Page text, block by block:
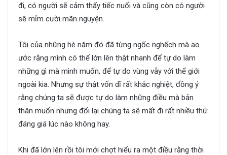
đi, có người sẽ cảm thấy tiếc nuối và cũng còn có người
sẽ mỉm cười mãn nguyện.
Tôi của những hè năm đó đã từng ngốc nghếch mà ao
ước rằng mình có thể lớn lên thật nhanh để tự do làm
những gì mà mình muốn, để tự do vùng vẫy với thế giới
ngoài kia. Nhưng sự thật vốn dĩ rất khắc nghiệt, đồng ý
rằng chúng ta sẽ được tự do làm những điều mà bản
thân muốn nhưng đổi lại chúng ta sẽ mất đi rất nhiều thứ
đáng giá lúc nào không hay.
Khi đã lớn lên rồi tôi mới chợt hiểu ra một điều rằng thời